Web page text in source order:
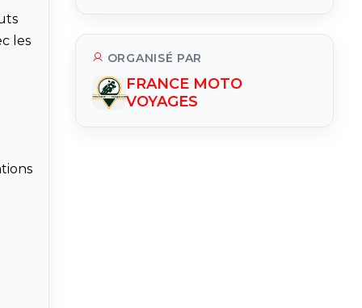
les
ORGANISÉ PAR
FRANCE MOTO
VOYAGES